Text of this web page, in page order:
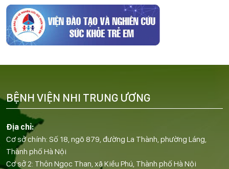
Địa chỉ:
Cơ sở chính: Số 18, ngõ 879, đường La Thành, phường Láng,
Thành phố Hà Nội
Cơ sở 2: Thôn Ngọc Than, xã Kiều Phú, Thành phố Hà Nội
BỆNH VIỆN NHI TRUNG ƯƠNG